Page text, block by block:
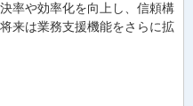
率や効率化を向上し、信頼構
来は業務支援機能をさらに拡